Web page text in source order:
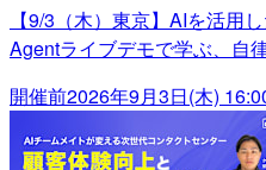
【9/3（木）東京】AIを活用
Agentライブデモで学ぶ、自
開催前2026年9月3日(木)